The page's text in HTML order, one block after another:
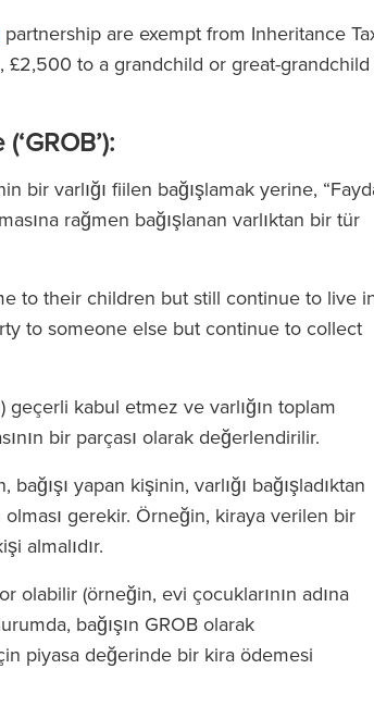
partnership are exempt from Inheritance
to a grandchild or great-grandchild
bir varlığı fiilen bağışlamak yerine,
rağmen bağışlanan varlıktan bir tür
to their children but still continue to live
to someone else but continue to collect
geçerli kabul etmez ve varlığın toplam
bir parçası olarak değerlendirilir.
bağışı yapan kişinin, varlığı bağışladıktan
gerekir. Örneğin, kiraya verilen bir
almalıdır.
olabilir (örneğin, evi çocuklarının adına
bağışın GROB olarak
piyasa değerinde bir kira ödemesi